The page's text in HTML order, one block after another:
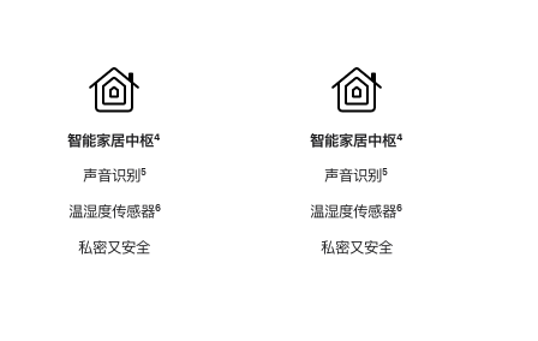
智能家居中枢脚
⁴
声音识别脚
⁵
温湿度传感器脚
⁶
私密又安全
智能家居中枢脚
⁴
声音识别脚
⁵
温湿度传感器脚
⁶
私密又安全